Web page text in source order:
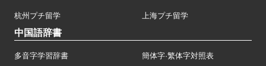
杭州プチ留学 上海プチ留学
中国語辞書
多音字学習辞書 簡体字·繁体字対照表